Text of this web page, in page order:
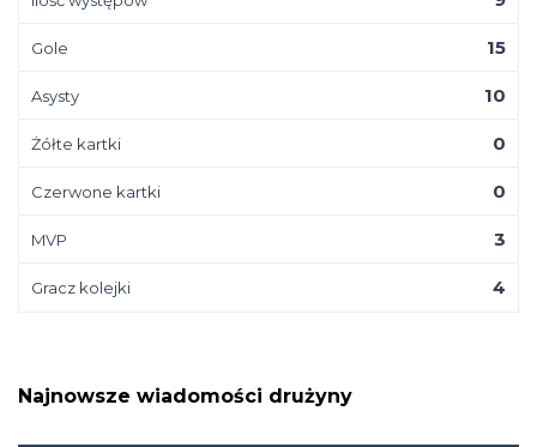
Gole 15
Asysty 10
Żółte kartki 0
Czerwone kartki 0
MVP 3
Gracz kolejki 4
Najnowsze wiadomości drużyny